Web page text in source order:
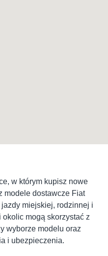
w którym kupisz nowe
modele dostawcze Fiat
miejskiej, rodzinnej i
mogą skorzystać z
wyborze modelu oraz
i ubezpieczenia.